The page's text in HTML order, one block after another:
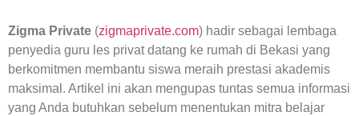
Zigma Private (zigmaprivate.com) hadir sebagai lembaga
penyedia guru les privat datang ke rumah di Bekasi yang
berkomitmen membantu siswa meraih prestasi akademis
maksimal. Artikel ini akan mengupas tuntas semua informasi
yang Anda butuhkan sebelum menentukan mitra belajar